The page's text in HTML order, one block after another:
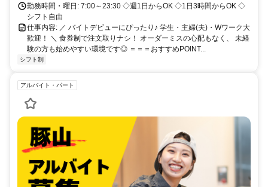
勤務時間・曜日: 7:00～23:30 ◇週1日からOK ◇1日3時間からOK ◇
シフト自由
仕事内容: ／ バイトデビューにぴったり♪ 学生・主婦(夫)・Wワーク大
歓迎！ ＼ 食券制で注文取りナシ！ オーダーミスの心配もなく、 未経
験の方も始めやすい環境です◎ ＝＝＝おすすめPOINT...
シフト制
アルバイト・パート